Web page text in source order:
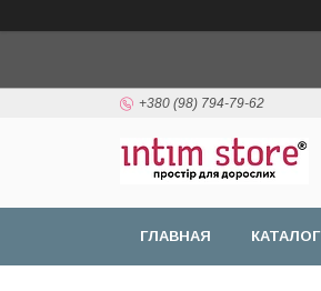
+380 (98) 794-79-62
ГЛАВНАЯ КАТАЛОГ